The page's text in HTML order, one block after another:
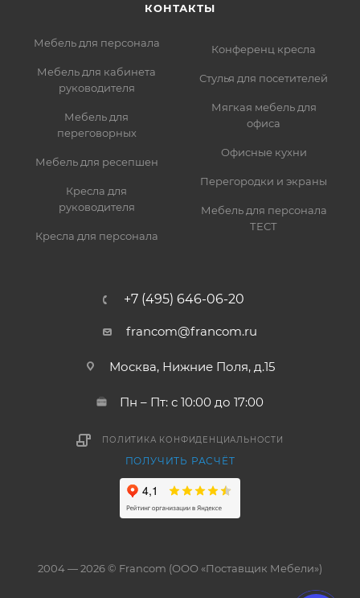
КОНТАКТЫ
Мебель для персонала
Мебель для кабинета
руководителя
Мебель для
переговорных
Мебель для ресепшен
Кресла для
руководителя
Кресла для персонала
Конференц кресла
Стулья для посетителей
Мягкая мебель для
офиса
Офисные кухни
Перегородки и экраны
Мебель для персонала
ТЕСТ
+7 (495) 646-06-20
francom@francom.ru
Москва, Нижние Поля, д.15
Пн – Пт: с 10:00 до 17:00
ПОЛИТИКА КОНФИДЕНЦИАЛЬНОСТИ
ПОЛУЧИТЬ РАСЧЁТ
2004 — 2026 © Francom (ООО «Поставщик Мебели»)